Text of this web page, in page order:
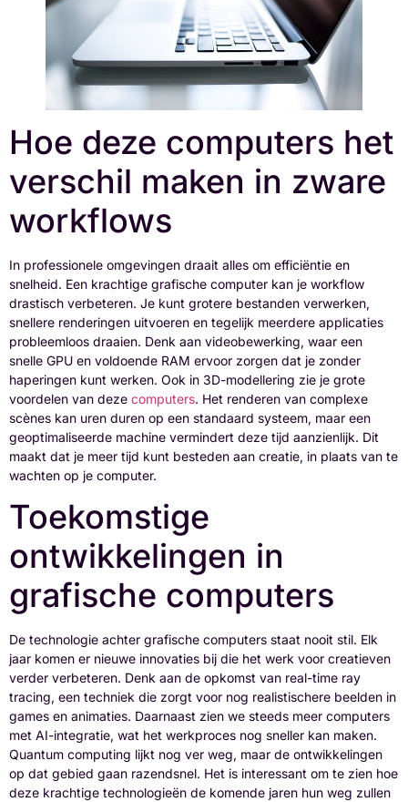
Hoe deze computers het
verschil maken in zware
workflows
In professionele omgevingen draait alles om efficiëntie en
snelheid. Een krachtige grafische computer kan je workflow
drastisch verbeteren. Je kunt grotere bestanden verwerken,
snellere renderingen uitvoeren en tegelijk meerdere applicaties
probleemloos draaien. Denk aan videobewerking, waar een
snelle GPU en voldoende RAM ervoor zorgen dat je zonder
haperingen kunt werken. Ook in 3D-modellering zie je grote
voordelen van deze computers. Het renderen van complexe
scènes kan uren duren op een standaard systeem, maar een
geoptimaliseerde machine vermindert deze tijd aanzienlijk. Dit
maakt dat je meer tijd kunt besteden aan creatie, in plaats van te
wachten op je computer.
Toekomstige
ontwikkelingen in
grafische computers
De technologie achter grafische computers staat nooit stil. Elk
jaar komen er nieuwe innovaties bij die het werk voor creatieven
verder verbeteren. Denk aan de opkomst van real-time ray
tracing, een techniek die zorgt voor nog realistischere beelden in
games en animaties. Daarnaast zien we steeds meer computers
met AI-integratie, wat het werkproces nog sneller kan maken.
Quantum computing lijkt nog ver weg, maar de ontwikkelingen
op dat gebied gaan razendsnel. Het is interessant om te zien hoe
deze krachtige technologieën de komende jaren hun weg zullen